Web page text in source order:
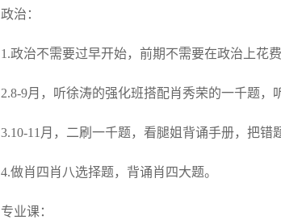
政治：
1.政治不需要过早开始，前期不需要在政治上花
2.8-9月，听徐涛的强化班搭配肖秀荣的一千题，
3.10-11月，二刷一千题，看腿姐背诵手册，把错
4.做肖四肖八选择题，背诵肖四大题。
专业课：